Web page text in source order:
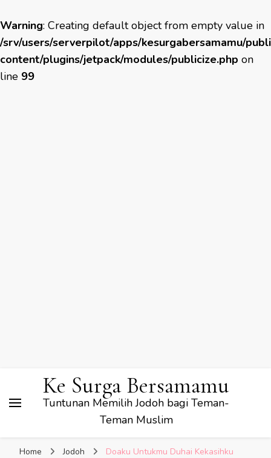
Warning: Creating default object from empty value in
/srv/users/serverpilot/apps/kesurgabersamamu/
content/plugins/jetpack/modules/publicize.php on
line 99
Ke Surga Bersamamu
Tuntunan Memilih Jodoh bagi Teman-
Teman Muslim
Home Jodoh Doaku Untukmu Duhai Kekasihku